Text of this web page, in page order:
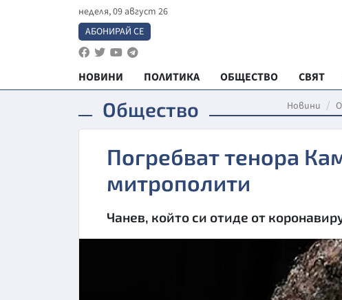
неделя, 09 август 26
АБОНИРАЙ СЕ
НОВИНИ ПОЛИТИКА ОБЩЕСТВО СВЯТ
Общество Новини
Погребват тенора
митрополити
Чанев, който си отиде от